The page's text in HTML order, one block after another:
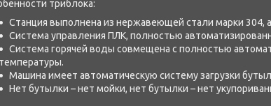
триблока:
Станция выполнена из нержавеющей стали марки 304,
Система управления ПЛК, полностью
Система горячей воды совмещена с полностью
Машина имеет автоматическую систему загрузки
Нет бутылки – нет мойки, нет бутылки – нет